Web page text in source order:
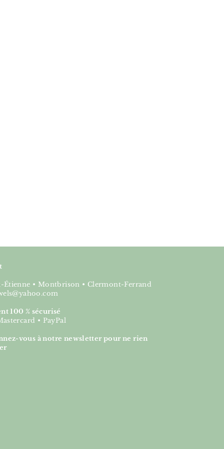
Étienne • Montbrison • Clermont-Ferrand
100 % sécurisé
• PayPal
vous à notre newsletter pour ne rien